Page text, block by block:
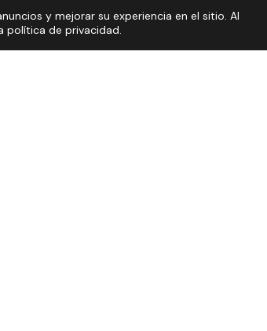
y mejorar su experiencia en el sitio. Al
política de privacidad.